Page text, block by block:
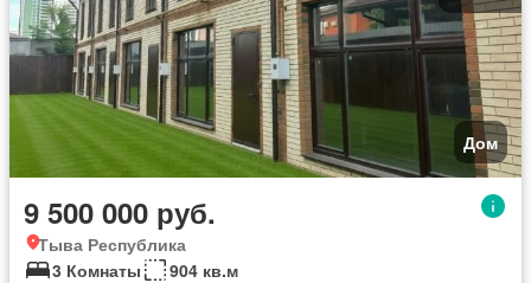
Дом
9 500 000 руб.
Тыва Республика
3 Комнаты
904 кв.м